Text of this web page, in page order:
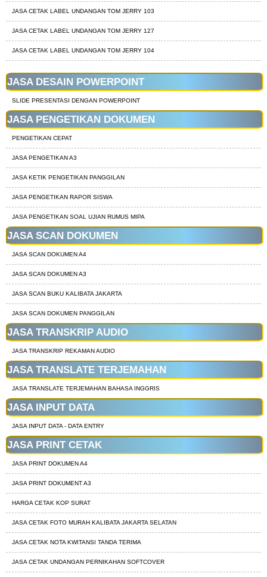
JASA CETAK LABEL UNDANGAN TOM JERRY 103
JASA CETAK LABEL UNDANGAN TOM JERRY 127
JASA CETAK LABEL UNDANGAN TOM JERRY 104
JASA DESAIN POWERPOINT
SLIDE PRESENTASI DENGAN POWERPOINT
JASA PENGETIKAN DOKUMEN
PENGETIKAN CEPAT
JASA PENGETIKAN A3
JASA KETIK PENGETIKAN PANGGILAN
JASA PENGETIKAN RAPOR SISWA
JASA PENGETIKAN SOAL UJIAN RUMUS MIPA
JASA SCAN DOKUMEN
JASA SCAN DOKUMEN A4
JASA SCAN DOKUMEN A3
JASA SCAN BUKU KALIBATA JAKARTA
JASA SCAN DOKUMEN PANGGILAN
JASA TRANSKRIP AUDIO
JASA TRANSKRIP REKAMAN AUDIO
JASA TRANSLATE TERJEMAHAN
JASA TRANSLATE TERJEMAHAN BAHASA INGGRIS
JASA INPUT DATA
JASA INPUT DATA - DATA ENTRY
JASA PRINT CETAK
JASA PRINT DOKUMEN A4
JASA PRINT DOKUMENT A3
HARGA CETAK KOP SURAT
JASA CETAK FOTO MURAH KALIBATA JAKARTA SELATAN
JASA CETAK NOTA KWITANSI TANDA TERIMA
JASA CETAK UNDANGAN PERNIKAHAN SOFTCOVER